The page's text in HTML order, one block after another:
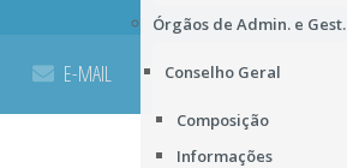
Órgãos de Admin. e Gest.
Conselho Geral
Composição
Informações
E-MAIL MICROSOFT TEAMS